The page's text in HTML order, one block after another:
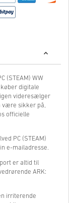
(STEAM) WW
digitale
videresælger
være sikker på,
officielle
PC (STEAM)
e-mailadresse.
er altid til
ARK:
irriterende